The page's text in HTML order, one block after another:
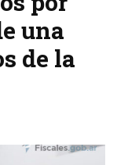
una
de la